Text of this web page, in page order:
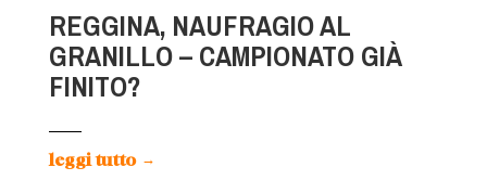
REGGINA, NAUFRAGIO AL
GRANILLO – CAMPIONATO GIÀ
FINITO?
leggi tutto →